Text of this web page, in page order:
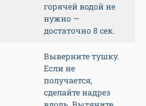
горячей водой не
нужно —
достаточно 8 сек.
Выверните тушку.
Если не
получается,
сделайте надрез